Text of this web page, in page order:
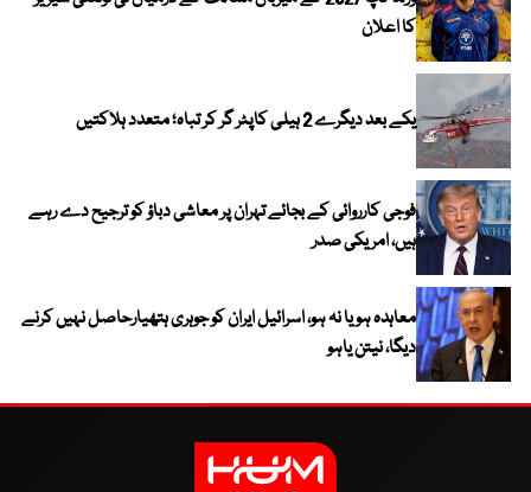
کا اعلان
یکے بعد دیگرے 2 ہیلی کاپٹر گر کر تباہ؛ متعدد ہلاکتیں
فوجی کارروائی کے بجائے تہران پر معاشی دباؤ کو ترجیح دے رہے
ہیں، امریکی صدر
معاہدہ ہو یا نہ ہو، اسرائیل ایران کو جوہری ہتھیارحاصل نہیں کرنے
دیگا، نیتن یاہو